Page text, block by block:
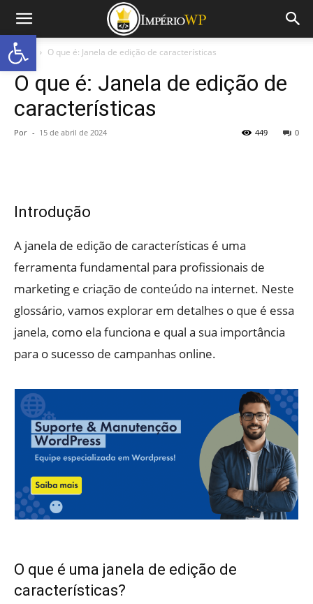
Início O que é: Janela de edição de características
O que é: Janela de edição de
características
Por - 15 de abril de 2024 0
449
Introdução
A janela de edição de características é uma
ferramenta fundamental para profissionais de
marketing e criação de conteúdo na internet. Neste
glossário, vamos explorar em detalhes o que é essa
janela, como ela funciona e qual a sua importância
para o sucesso de campanhas online.
O que é uma janela de edição de
características?
Abrir a barra de ferramentas